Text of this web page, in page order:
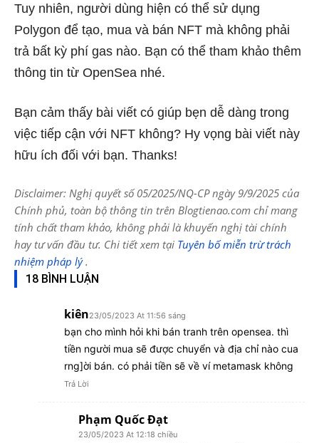
Tuy nhiên, người dùng hiện có thể sử dụng
Polygon để tạo, mua và bán NFT mà không phải
trả bất kỳ phí gas nào. Bạn có thể tham khảo thêm
thông tin từ OpenSea nhé.
Bạn cảm thấy bài viết có giúp bẹn dễ dàng trong
việc tiếp cận với NFT không? Hy vọng bài viết này
hữu ích đối với bạn. Thanks!
Disclaimer: Nghị quyết số 05/2025/NQ-CP ngày 9/9/2025 của
Chính phủ, toàn bộ thông tin trên Blogtienao.com chỉ mang
tính chất tham khảo, không phải là khuyến nghị tài chính
hay tư vấn đầu tư. Chi tiết xem tại Tuyên bố miễn trừ trách
nhiệm pháp lý.
18 BÌNH LUẬN
kiên23/05/2023 At 11:56 sáng
bạn cho mình hỏi khi bán tranh trên opensea. thì
tiền người mua sẽ được chuyển và địa chỉ nào cua
rng]ời bán. có phải tiền sẽ về ví metamask không
Trả Lời
Phạm Quốc Đạt
23/05/2023 At 12:18 chiều